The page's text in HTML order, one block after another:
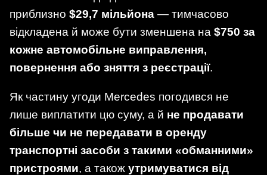
приблизно $29,7 мільйона — тимчасово
відкладена й може бути зменшена на $750 за
кожне автомобільне виправлення,
повернення або зняття з реєстрації.
Як частину угоди Mercedes погодився не
лише виплатити цю суму, а й не продавати
більше чи не передавати в оренду
транспортні засоби з такими «обманними»
пристроями, а також утримуватися від